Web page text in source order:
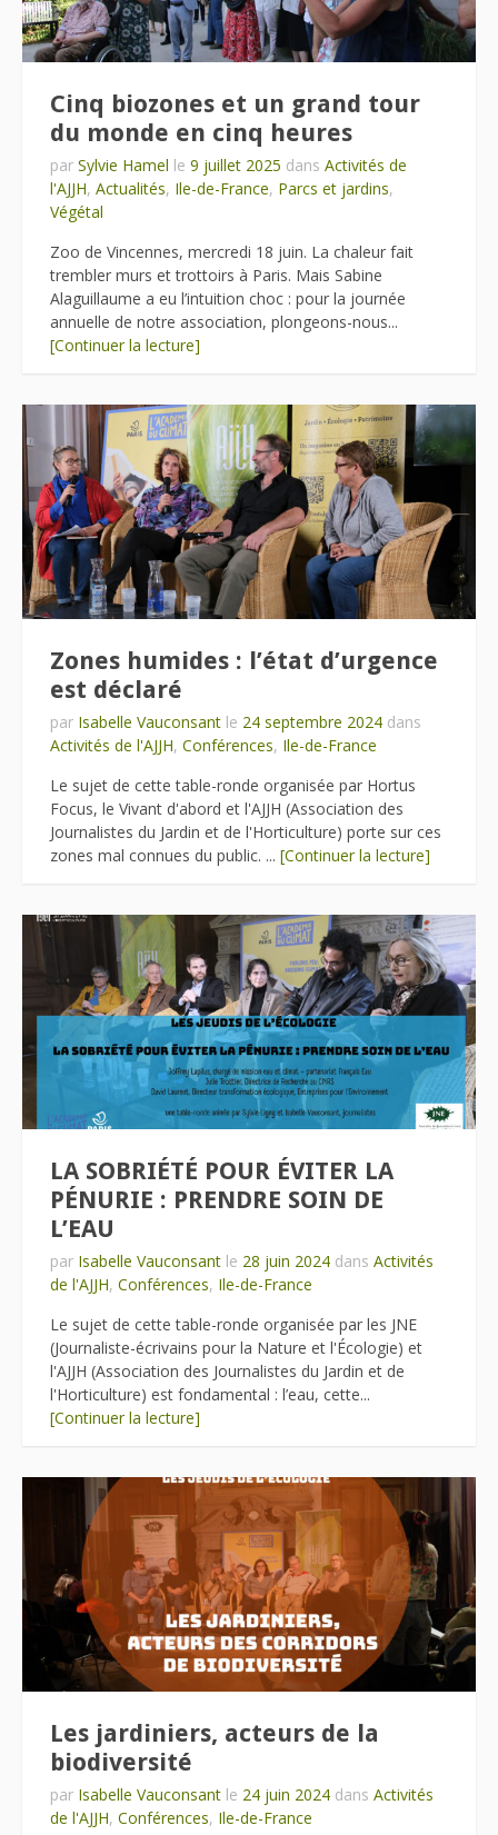
Cinq biozones et un grand tour
du monde en cinq heures
par Sylvie Hamel le 9 juillet 2025 dans Activités de
l'AJJH, Actualités, Ile-de-France, Parcs et jardins,
Végétal
Zoo de Vincennes, mercredi 18 juin. La chaleur fait
trembler murs et trottoirs à Paris. Mais Sabine
Alaguillaume a eu l’intuition choc : pour la journée
annuelle de notre association, plongeons-nous...
[Continuer la lecture]
Zones humides : l’état d’urgence
est déclaré
par Isabelle Vauconsant le 24 septembre 2024 dans
Activités de l'AJJH, Conférences, Ile-de-France
Le sujet de cette table-ronde organisée par Hortus
Focus, le Vivant d'abord et l'AJJH (Association des
Journalistes du Jardin et de l'Horticulture) porte sur ces
zones mal connues du public. ... [Continuer la lecture]
LA SOBRIÉTÉ POUR ÉVITER LA
PÉNURIE : PRENDRE SOIN DE
L’EAU
par Isabelle Vauconsant le 28 juin 2024 dans Activités
de l'AJJH, Conférences, Ile-de-France
Le sujet de cette table-ronde organisée par les JNE
(Journaliste-écrivains pour la Nature et l'Écologie) et
l'AJJH (Association des Journalistes du Jardin et de
l'Horticulture) est fondamental : l’eau, cette...
[Continuer la lecture]
Les jardiniers, acteurs de la
biodiversité
par Isabelle Vauconsant le 24 juin 2024 dans Activités
de l'AJJH, Conférences, Ile-de-France